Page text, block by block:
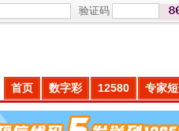
验证码
首页 数字彩 12580 专家